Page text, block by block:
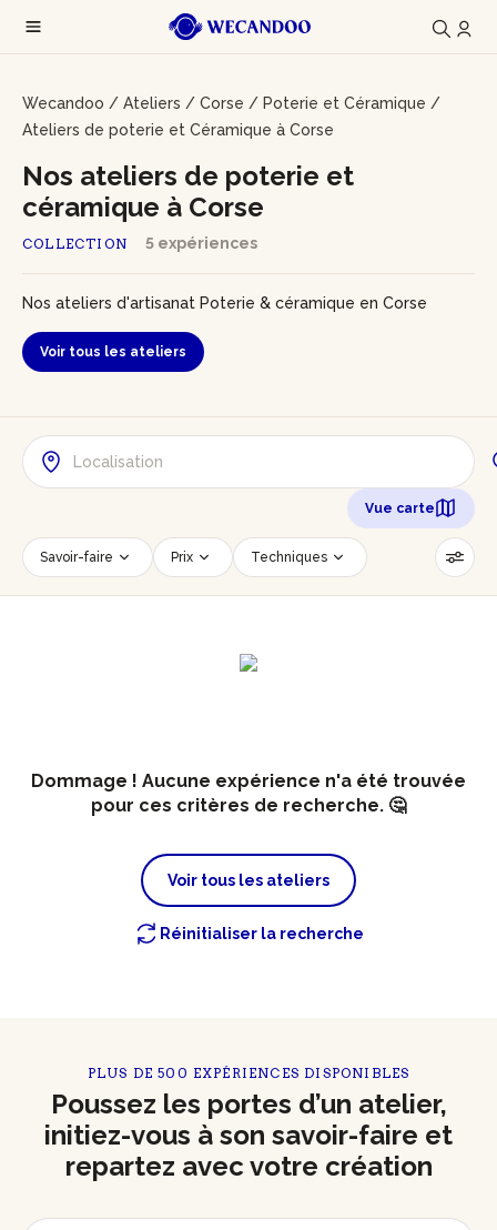
Wecandoo / Ateliers / Corse / Poterie et Céramique /
Ateliers de poterie et Céramique à Corse
COLLECTION 5 expériences
Nos ateliers de poterie et
céramique à Corse
Nos ateliers d'artisanat Poterie & céramique en Corse
Voir tous les ateliers
Vue carte
Savoir-faire Prix Techniques
Date Créneau horaire
Dommage ! Aucune expérience n'a été trouvée
pour ces critères de recherche. 🤔
Voir tous les ateliers
Réinitialiser la recherche
PLUS DE 500 EXPÉRIENCES DISPONIBLES
Poussez les portes d’un atelier,
initiez-vous à son savoir-faire et
repartez avec votre création